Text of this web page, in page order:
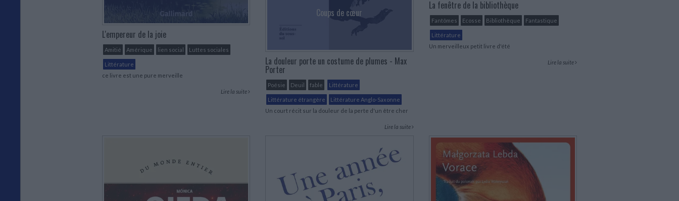
L'empereur de la joie
Amitié Amérique lien social Luttes sociales
Littérature
ce livre est une pure merveille
Lire la suite
Coups de cœur
La douleur porte un costume de plumes - Max
Porter
Poésie Deuil fable Littérature
Littérature étrangère
Littérature Anglo-Saxonne
Un court récit sur la douleur de la perte d'un être cher
Lire la suite
La fenêtre de la bibliothèque
Fantômes Ecosse Bibliothèque Fantastique
Littérature
Un merveilleux petit livre d'été
Lire la suite